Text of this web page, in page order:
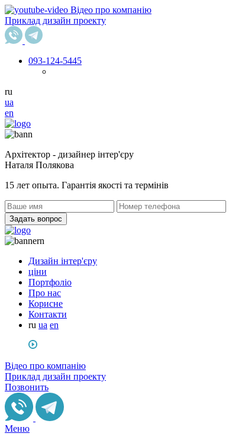
Відео про компанію
Приклад дизайн проекту
093-124-5445
ru
ua
en
Архітектор - дизайнер інтер'єру
Наталя Полякова
15 лет опыта. Гарантія якості та термінів
Задать вопрос
Дизайн інтер'єру
ціни
Портфоліо
Про нас
Корисне
Контакти
ru ua en
Відео про компанію
Приклад дизайн проекту
Позвонить
Меню